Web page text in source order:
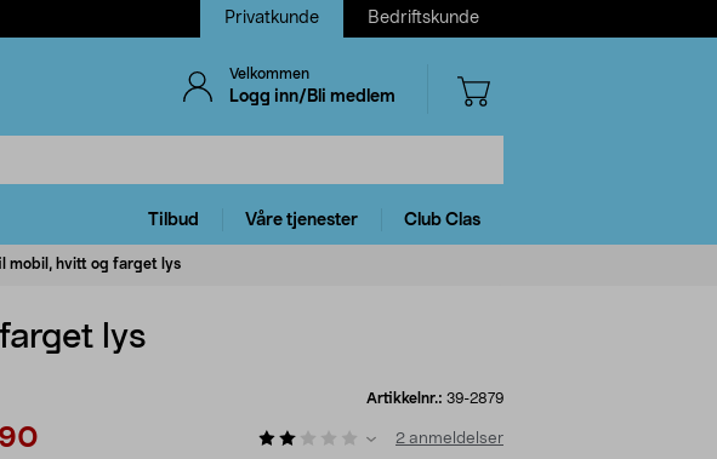
Privatkunde Bedriftskunde
Velkommen
Logg inn/Bli medlem
Tilbud Våre tjenester Club Clas
mobil, hvitt og farget lys
lys
Artikkelnr.: 39-2879
2 anmeldelser